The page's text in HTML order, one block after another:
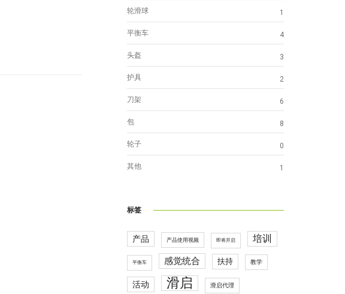
轮滑球 1
平衡车 4
头盔 3
护具 2
刀架 6
包 8
轮子 0
其他 1
标签
产品 产品使用视频 即将开启 培训
平衡车 感觉统合 扶持 教学
活动 滑启 滑启代理